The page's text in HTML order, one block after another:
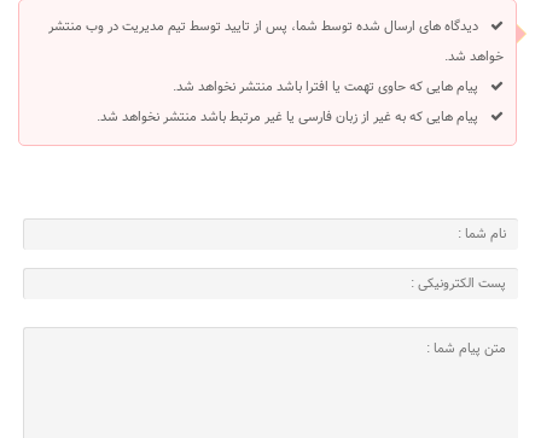
دیدگاه های ارسال شده توسط شما، پس از تایید توسط تیم مدیریت در وب منتشر
خواهد شد.
پیام هایی که حاوی تهمت یا افترا باشد منتشر نخواهد شد.
پیام هایی که به غیر از زبان فارسی یا غیر مرتبط باشد منتشر نخواهد شد.